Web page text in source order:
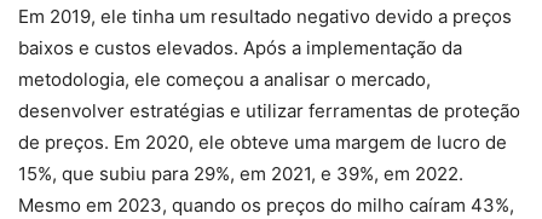
Em 2019, ele tinha um resultado negativo devido a preços
baixos e custos elevados. Após a implementação da
metodologia, ele começou a analisar o mercado,
desenvolver estratégias e utilizar ferramentas de proteção
de preços. Em 2020, ele obteve uma margem de lucro de
15%, que subiu para 29%, em 2021, e 39%, em 2022.
Mesmo em 2023, quando os preços do milho caíram 43%,